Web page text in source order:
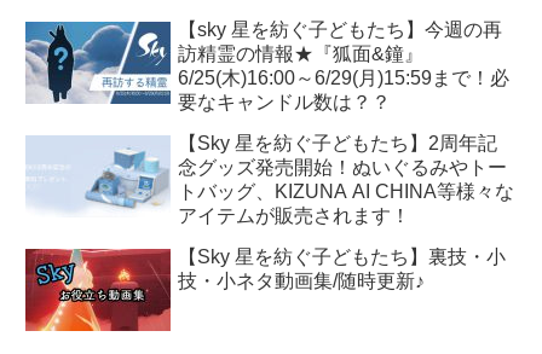
【sky 星を紡ぐ子どもたち】今週の再
訪精霊の情報★『狐面&鐘』
6/25(木)16:00～6/29(月)15:59まで！必
要なキャンドル数は？？
【Sky 星を紡ぐ子どもたち】2周年記
念グッズ発売開始！ぬいぐるみやトー
トバッグ、KIZUNA AI CHINA等様々な
アイテムが販売されます！
【Sky 星を紡ぐ子どもたち】裏技・小
技・小ネタ動画集/随時更新♪